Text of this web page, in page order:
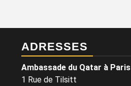
ADRESSES
Ambassade du Qatar à Paris
1 Rue de Tilsitt